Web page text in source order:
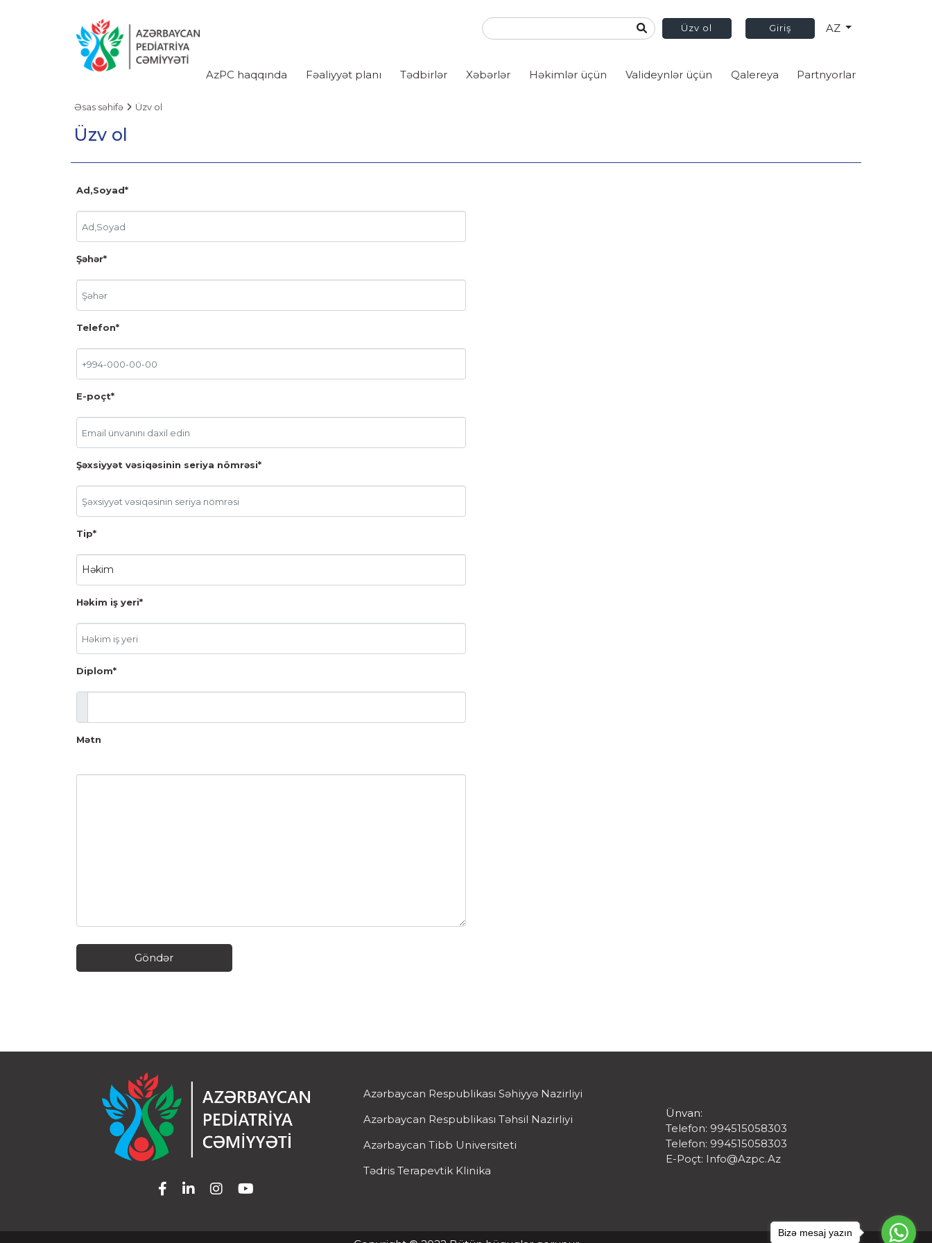
Üzv ol Giriş AZ
AzPC haqqında Fəaliyyət planı Tədbirlər Xəbərlər Həkimlər üçün Valideynlər üçün Qalereya Partnyorlar
Əsas səhifə Üzv ol
Üzv ol
Ad,Soyad*
Şəhər*
Telefon*
E-poçt*
Şəxsiyyət vəsiqəsinin seriya nömrəsi*
Tip*
Həkim iş yeri*
Diplom*
Mətn
Azərbaycan Respublikası Səhiyyə Nazirliyi
Azərbaycan Respublikası Təhsil Nazirliyi
Azərbaycan Tibb Universiteti
Tədris Terapevtik Klinika
Ünvan:
Telefon: 994515058303
Telefon: 994515058303
E-Poçt: Info@azpc.az
Bizə mesaj yazın